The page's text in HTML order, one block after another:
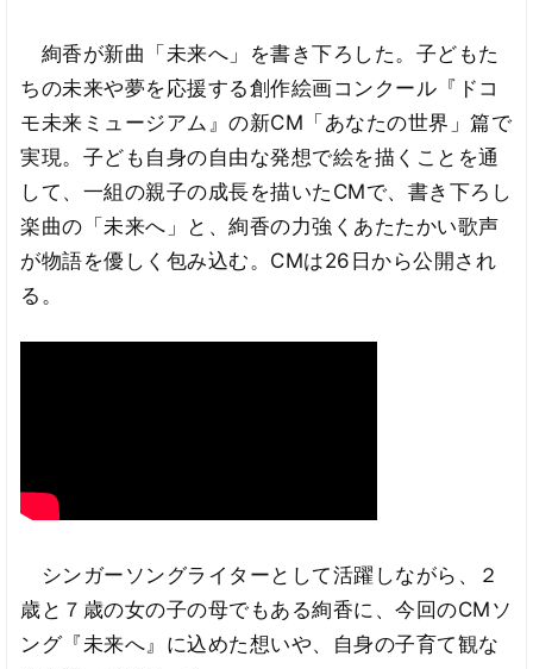
絢香が新曲「未来へ」を書き下ろした。子どもた
ちの未来や夢を応援する創作絵画コンクール『ドコ
モ未来ミュージアム』の新CM「あなたの世界」篇で
実現。子ども自身の自由な発想で絵を描くことを通
して、一組の親子の成長を描いたCMで、書き下ろし
楽曲の「未来へ」と、絢香の力強くあたたかい歌声
が物語を優しく包み込む。CMは26日から公開され
る。
シンガーソングライターとして活躍しながら、２
歳と７歳の女の子の母でもある絢香に、今回のCMソ
ング『未来へ』に込めた想いや、自身の子育て観な